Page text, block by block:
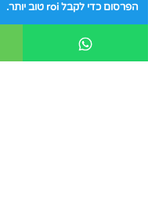
הפרסום כדי לקבל roi טוב יותר.